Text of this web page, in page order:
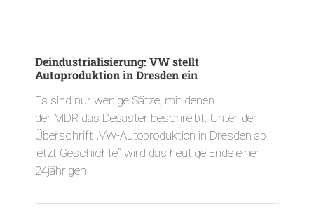
Deindustrialisierung: VW stellt
Autoproduktion in Dresden ein
Es sind nur wenige Sätze, mit denen
der MDR das Desaster beschreibt. Unter der
Überschrift „VW-Autoproduktion in Dresden ab
jetzt Geschichte“ wird das heutige Ende einer
24jährigen